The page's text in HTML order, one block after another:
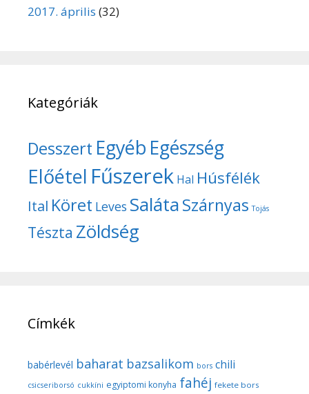
2017. április (32)
Kategóriák
Desszert Egyéb Egészség
Előétel Fűszerek Hal Húsfélék
Ital Köret Leves SalátaSzárnyas Tojás
Tészta Zöldség
Címkék
babérlevél baharat bazsalikom bors chili
csicseriborsó cukkíni egyiptomi konyha fahéj fekete bors